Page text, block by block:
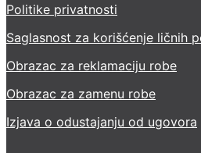
Politike privatnosti
Saglasnost za korišćenje ličnih
Obrazac za reklamaciju robe
Obrazac za zamenu robe
Izjava o odustajanju od ugovora